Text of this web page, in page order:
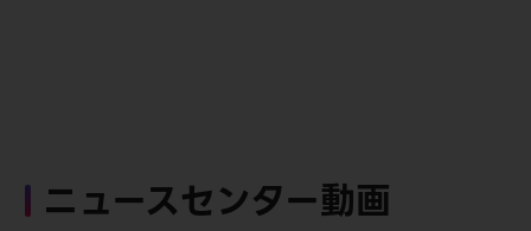
ニュースセンター動画